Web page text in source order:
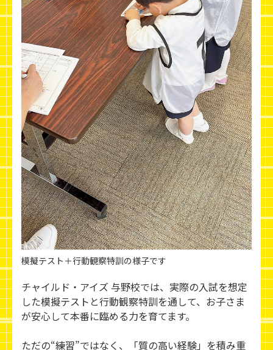
模擬テスト＋行動観察特訓の様子です
チャイルド・アイズ 与野校では、実際の入試を想定
した模擬テストと行動観察特訓を通して、お子さま
が安心して本番に臨める力を育てます。
ただの“練習”ではなく、「質の高い経験」を積み重